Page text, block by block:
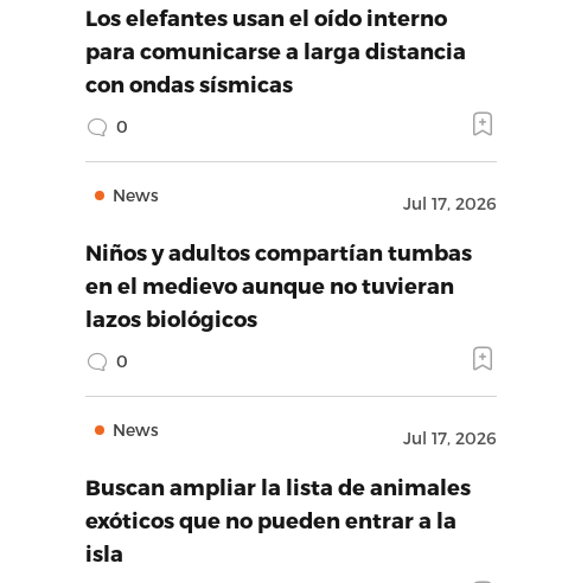
Los elefantes usan el oído interno
para comunicarse a larga distancia
con ondas sísmicas
0
News Jul 17, 2026
Niños y adultos compartían tumbas
en el medievo aunque no tuvieran
lazos biológicos
0
News Jul 17, 2026
Buscan ampliar la lista de animales
exóticos que no pueden entrar a la
isla